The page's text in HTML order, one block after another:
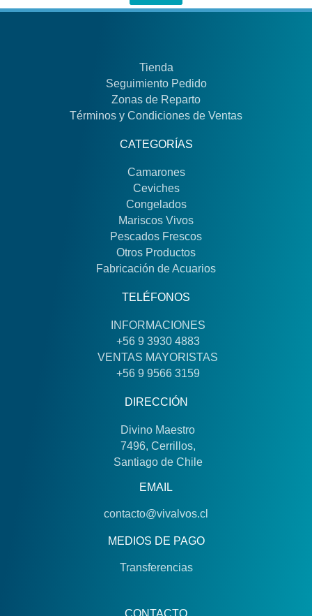
Tienda
Seguimiento Pedido
Zonas de Reparto
Términos y Condiciones de Ventas
CATEGORÍAS
Camarones
Ceviches
Congelados
Mariscos Vivos
Pescados Frescos
Otros Productos
Fabricación de Acuarios
TELÉFONOS
INFORMACIONES
+56 9 3930 4883
VENTAS MAYORISTAS
+56 9 9566 3159
DIRECCIÓN
Divino Maestro
7496, Cerrillos,
Santiago de Chile
EMAIL
contacto@vivalvos.cl
MEDIOS DE PAGO
Transferencias
CONTACTO